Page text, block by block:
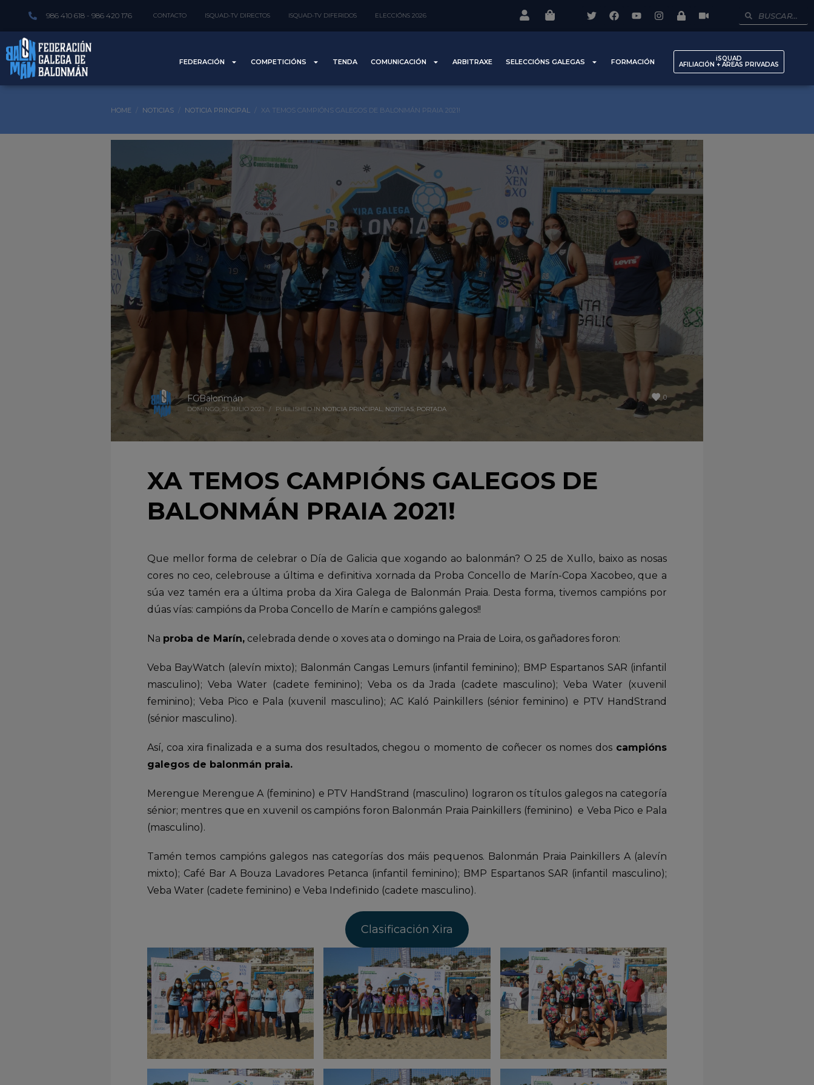
986 410 618 - 986 420 176 CONTACTO ISQUAD-TV DIRECTOS ISQUAD-TV DIFERIDOS ELECCIÓNS 2026
FEDERACIÓN COMPETICIÓNS TENDA COMUNICACIÓN ARBITRAXE SELECCIÓNS GALEGAS FORMACIÓN iSQUAD
AFILIACIÓN + AREAS PRIVADAS
HOME NOTICIAS NOTICIA PRINCIPAL XA TEMOS CAMPIÓNS GALEGOS DE BALONMÁN PRAIA 2021!
0
FGBalonmán
DOMINGO, 25 JULIO 2021 / PUBLISHED IN NOTICIA PRINCIPAL, NOTICIAS, PORTADA
XA TEMOS CAMPIÓNS GALEGOS DE
BALONMÁN PRAIA 2021!
Que mellor forma de celebrar o Día de Galicia que xogando ao balonmán? O 25 de Xullo, baixo as nosas
cores no ceo, celebrouse a última e definitiva xornada da Proba Concello de Marín-Copa Xacobeo, que a
súa vez tamén era a última proba da Xira Galega de Balonmán Praia. Desta forma, tivemos campións por
dúas vías: campións da Proba Concello de Marín e campións galegos!!
Na proba de Marín, celebrada dende o xoves ata o domingo na Praia de Loira, os gañadores foron:
Veba BayWatch (alevín mixto); Balonmán Cangas Lemurs (infantil feminino); BMP Espartanos SAR (infantil
masculino); Veba Water (cadete feminino); Veba os da Jrada (cadete masculino); Veba Water (xuvenil
feminino); Veba Pico e Pala (xuvenil masculino); AC Kaló Painkillers (sénior feminino) e PTV HandStrand
(sénior masculino).
Así, coa xira finalizada e a suma dos resultados, chegou o momento de coñecer os nomes dos campións
galegos de balonmán praia.
Merengue Merengue A (feminino) e PTV HandStrand (masculino) lograron os títulos galegos na categoría
sénior; mentres que en xuvenil os campións foron Balonmán Praia Painkillers (feminino) e Veba Pico e Pala
(masculino).
Tamén temos campións galegos nas categorías dos máis pequenos. Balonmán Praia Painkillers A (alevín
mixto); Café Bar A Bouza Lavadores Petanca (infantil feminino); BMP Espartanos SAR (infantil masculino);
Veba Water (cadete feminino) e Veba Indefinido (cadete masculino).
Clasificación Xira